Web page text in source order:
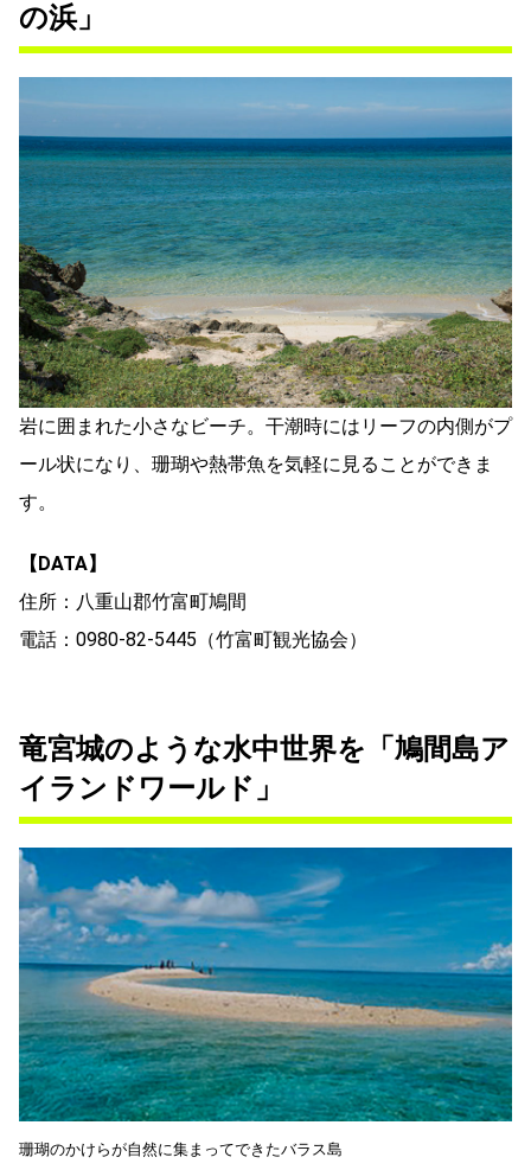
の浜」
岩に囲まれた小さなビーチ。干潮時にはリーフの内側がプ
ール状になり、珊瑚や熱帯魚を気軽に見ることができま
す。
【DATA】
住所：八重山郡竹富町鳩間
電話：0980-82-5445（竹富町観光協会）
竜宮城のような水中世界を「鳩間島ア
イランドワールド」
珊瑚のかけらが自然に集まってできたバラス島